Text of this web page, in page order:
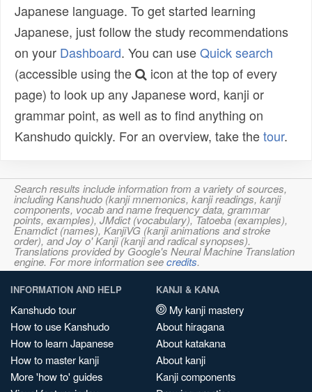
Japanese language. To get started learning
Japanese, just follow the study recommendations
on your Dashboard. You can useQuick search
(accessible using the
icon at the top of every
page) to look up any Japanese word, kanji or
grammar point, as well as to find anything on
Kanshudo quickly. For an overview, take thetour.
Search results include information from a variety of sources,
including Kanshudo (kanji mnemonics, kanji readings, kanji
components, vocab and name frequency data, grammar
points, examples), JMdict (vocabulary), Tatoeba (examples),
Enamdict (names), KanjiVG (kanji animations and stroke
order), and Joy o' Kanji (kanji and radical synopses).
Translations provided by Google's Neural Machine Translation
engine. For more information seecredits.
INFORMATION AND HELP
Kanshudo tour
How to use Kanshudo
How to learn Japanese
How to master kanji
More 'how to' guides
KANJI & KANA
My kanji mastery
About hiragana
About katakana
About kanji
Kanji components